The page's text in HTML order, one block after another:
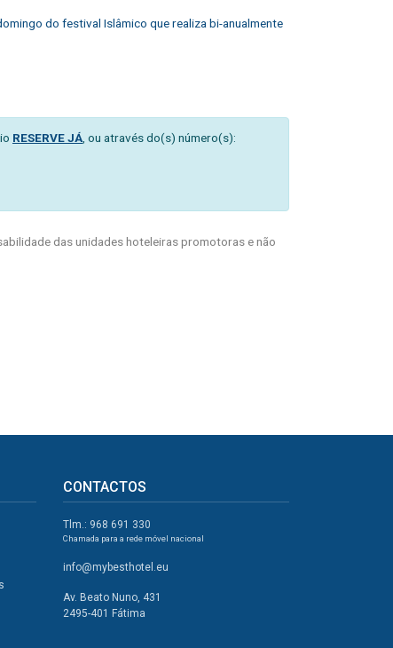
do festival Islâmico que realiza bi-anualmente
RESERVE JÁ, ou através do(s) número(s):
das unidades hoteleiras promotoras e não
CONTACTOS
Tlm.: 968 691 330
Chamada para a rede móvel nacional
info@mybesthotel.eu
Av. Beato Nuno, 431
2495-401 Fátima